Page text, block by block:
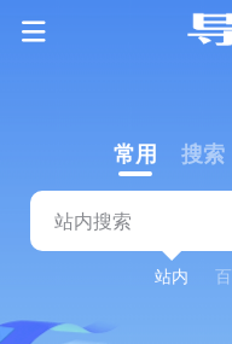
常用 搜索
站内